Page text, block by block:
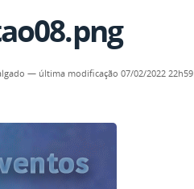
— última modificação 07/02/2022 22h59